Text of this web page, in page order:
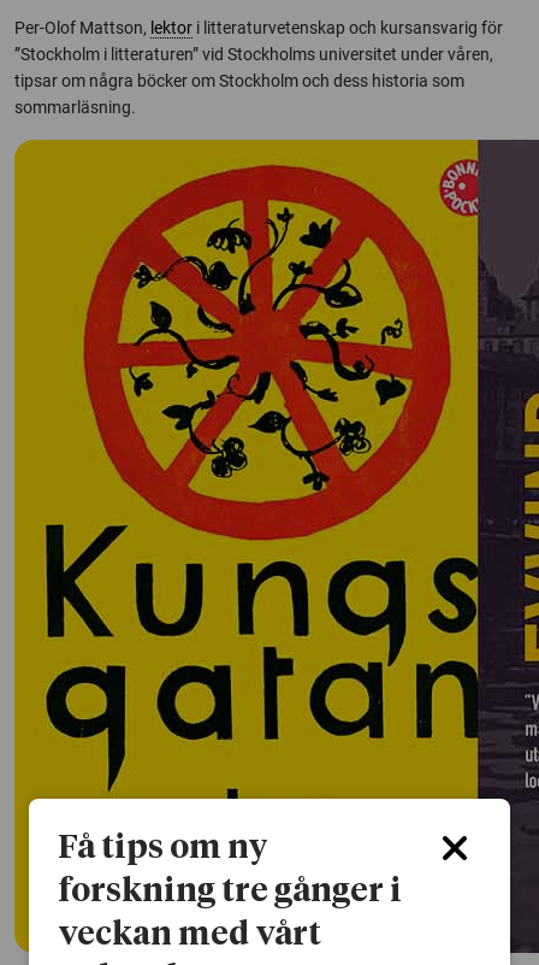
Per-Olof Mattson, lektor i litteraturvetenskap och kursansvarig för
”Stockholm i litteraturen” vid Stockholms universitet under våren,
tipsar om några böcker om Stockholm och dess historia som
sommarläsning.
Få tips om ny
forskning tre gånger i
veckan med vårt